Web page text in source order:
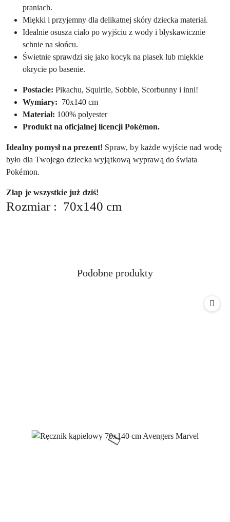
praniach.
Miękki i przyjemny dla delikatnej skóry dziecka materiał.
Idealnie osusza ciało po wyjściu z wody i błyskawicznie
schnie na słońcu.
Świetnie sprawdzi się jako kocyk na piasek lub miękkie
okrycie po basenie.
Postacie: Pikachu, Squirtle, Sobble, Scorbunny i inni!
Wymiary: 70x140 cm
Materiał: 100% polyester
Produkt na oficjalnej licencji Pokémon.
Idealny pomysł na prezent! Spraw, by każde wyjście nad wodę
było dla Twojego dziecka wyjątkową wyprawą do świata
Pokémon.
Złap je wszystkie już dziś!
Rozmiar : 70x140 cm
Pomiń karuzelę produktów
Produkty
Podobne produkty